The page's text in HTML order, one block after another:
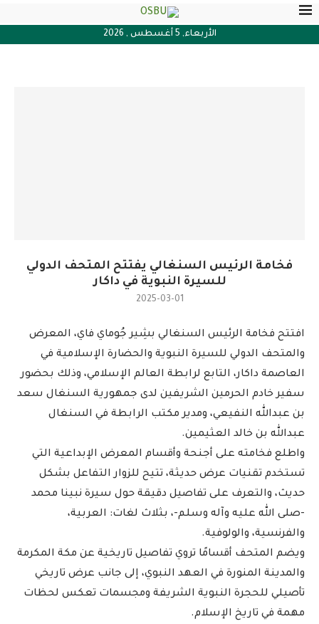
الأربعاء, 5 أغسطس , 2026
فخامة الرئيس السنغالي يفتتح المتحف الدولي
للسيرة النبوية في داكار
2025-03-01
افتتح فخامة الرئيس السنغالي بشِير جُوماي فاي، المعرض
والمتحف الدولي للسيرة النبوية والحضارة الإسلامية في
العاصمة داكار، التابع لرابطة العالم الإسلامي، وذلك بحضور
سفير خادم الحرمين الشريفين لدى جمهورية السنغال سعد
بن عبدالله النفيعي، ومدير مكتب الرابطة في السنغال
عبدالله بن خالد العثيمين.
واطلع فخامته على أجنحة وأقسام المعرض الإبداعية التي
تستخدم تقنيات عرض حديثة، تتيح للزوار التفاعل بشكل
حديث، والتعرف على تفاصيل دقيقة حول سيرة نبينا محمد
-صلى الله عليه وآله وسلم-، بثلاث لغات: العربية،
والفرنسية، والولوفية.
ويضم المتحف أقسامًا تروي تفاصيل تاريخية عن مكة المكرمة
والمدينة المنورة في العهد النبوي، إلى جانب عرض تاريخي
تأصيلي للحجرة النبوية الشريفة ومجسمات تعكس لحظات
مهمة في تاريخ الإسلام.